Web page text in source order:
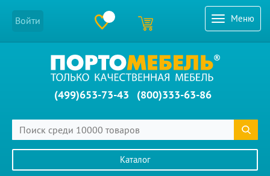
Меню
Войти
(499)653-73-43 (800)333-63-86
Каталог